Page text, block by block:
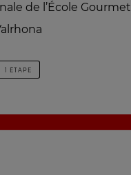
de l’École Gourmet
1 ÉTAPE